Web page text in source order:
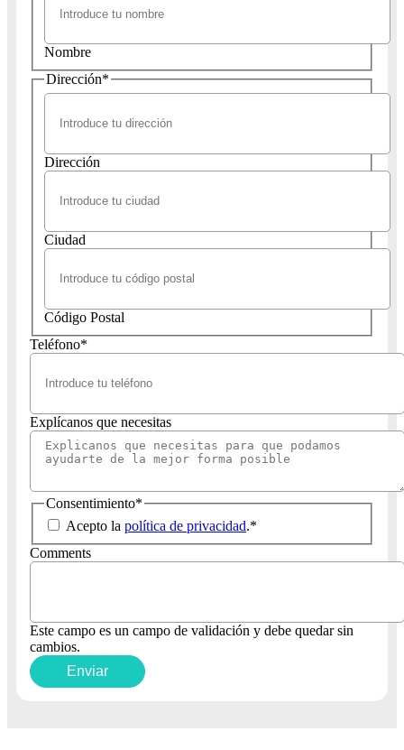
Nombre
Dirección*
Dirección
Ciudad
Código Postal
Teléfono*
Explícanos que necesitas
Consentimiento*
Acepto la política de privacidad.*
Comments
Este campo es un campo de validación y debe quedar sin
cambios.